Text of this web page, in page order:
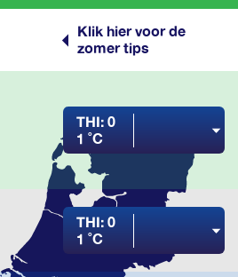
Klik hier voor de
zomer tips
THI: 0
1 ˚C
THI: 0
1 ˚C